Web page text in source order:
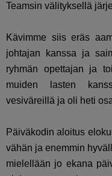
Teamsin välityksellä
Kävimme siis eräs
johtajan kanssa ja
ryhmän opettajan ja
muiden lasten
vesiväreillä ja oli heti
Päiväkodin aloitus
vähän ja enemmin
mielellään jo ekana